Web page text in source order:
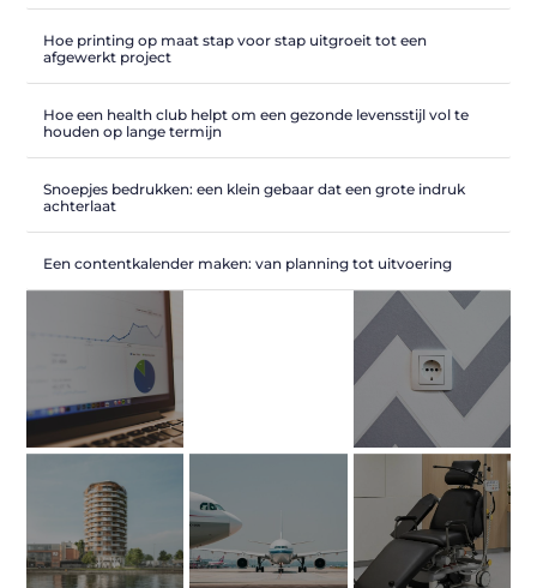
Hoe printing op maat stap voor stap uitgroeit tot een
afgewerkt project
Hoe een health club helpt om een gezonde levensstijl vol te
houden op lange termijn
Snoepjes bedrukken: een klein gebaar dat een grote indruk
achterlaat
Een contentkalender maken: van planning tot uitvoering